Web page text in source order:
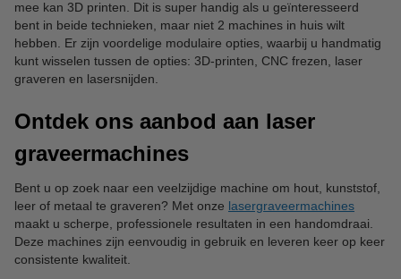
mee kan 3D printen. Dit is super handig als u geïnteresseerd
bent in beide technieken, maar niet 2 machines in huis wilt
hebben. Er zijn voordelige modulaire opties, waarbij u handmatig
kunt wisselen tussen de opties: 3D-printen, CNC frezen, laser
graveren en lasersnijden.
Ontdek ons aanbod aan laser
graveermachines
Bent u op zoek naar een veelzijdige machine om hout, kunststof,
leer of metaal te graveren? Met onze lasergraveermachines
maakt u scherpe, professionele resultaten in een handomdraai.
Deze machines zijn eenvoudig in gebruik en leveren keer op keer
consistente kwaliteit.